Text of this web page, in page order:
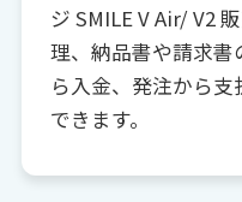
ジ SMILE V Air/ V2
理、納品書や請求
ら入金、発注から
できます。